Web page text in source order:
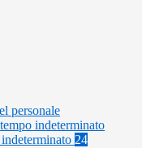
personale
indeterminato
24